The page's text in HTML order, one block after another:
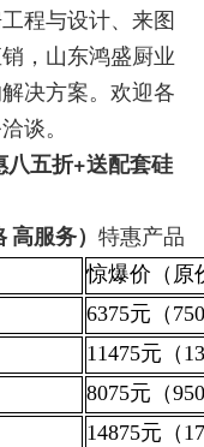
程与设计、来图
，山东鸿盛厨业
决方案。欢迎各
谈。
八五折+送配套硅
高服务） 特惠产品
惊爆价（原
6375元（
11475元（
8075元（
14875元（